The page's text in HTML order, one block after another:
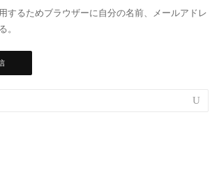
するためブラウザーに自分の名前、メールアドレ
。